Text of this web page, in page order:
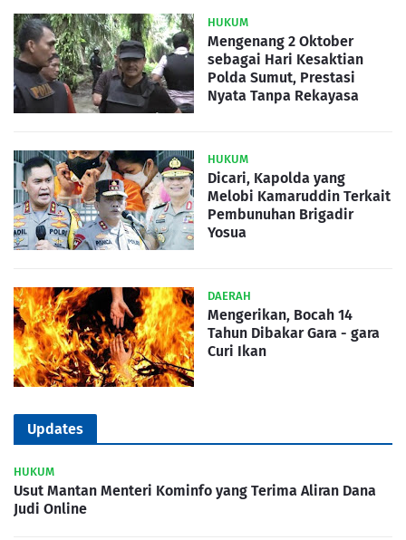
HUKUM
Mengenang 2 Oktober
sebagai Hari Kesaktian
Polda Sumut, Prestasi
Nyata Tanpa Rekayasa
HUKUM
Dicari, Kapolda yang
Melobi Kamaruddin Terkait
Pembunuhan Brigadir
Yosua
DAERAH
Mengerikan, Bocah 14
Tahun Dibakar Gara - gara
Curi Ikan
Updates
HUKUM
Usut Mantan Menteri Kominfo yang Terima Aliran Dana
Judi Online